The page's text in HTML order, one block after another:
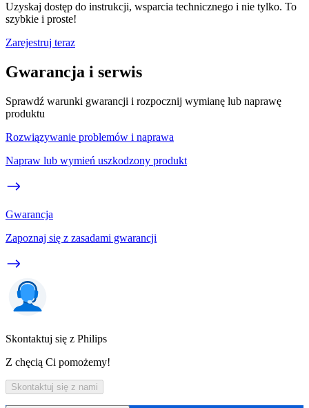
Uzyskaj dostęp do instrukcji, wsparcia technicznego i nie tylko. To
szybkie i proste!
Zarejestruj teraz
Gwarancja i serwis
Sprawdź warunki gwarancji i rozpocznij wymianę lub naprawę
produktu
Rozwiązywanie problemów i naprawa
Napraw lub wymień uszkodzony produkt
Gwarancja
Zapoznaj się z zasadami gwarancji
Skontaktuj się z Philips
Z chęcią Ci pomożemy!
Skontaktuj się z nami